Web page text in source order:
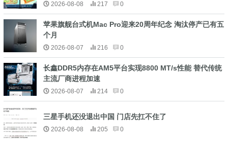
2026-08-08 217 0
苹果旗舰台式机Mac Pro迎来20周年纪念 淘汰停产已有五
个月
2026-08-07 216 0
长鑫DDR5内存在AM5平台实现8800 MT/s性能 替代传统
主流厂商进程加速
2026-08-07 214 0
三星手机还没退出中国 门店先扛不住了
2026-08-08 205 0